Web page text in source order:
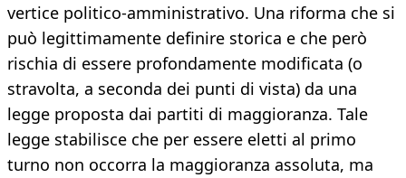
vertice politico-amministrativo. Una riforma che si
può legittimamente definire storica e che però
rischia di essere profondamente modificata (o
stravolta, a seconda dei punti di vista) da una
legge proposta dai partiti di maggioranza. Tale
legge stabilisce che per essere eletti al primo
turno non occorra la maggioranza assoluta, ma